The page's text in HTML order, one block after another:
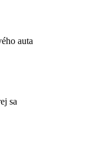
auta
sa